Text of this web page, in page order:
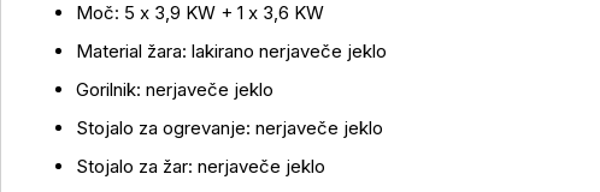
Moč: 5 x 3,9 KW + 1 x 3,6 KW
Material žara: lakirano nerjaveče jeklo
Gorilnik: nerjaveče jeklo
Stojalo za ogrevanje: nerjaveče jeklo
Stojalo za žar: nerjaveče jeklo